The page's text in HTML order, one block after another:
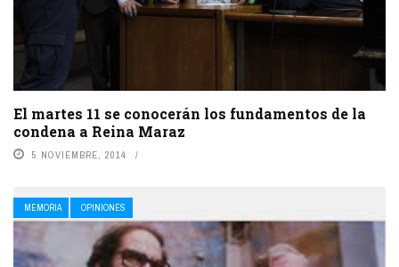
El martes 11 se conocerán los fundamentos de la
condena a Reina Maraz
5 NOVIEMBRE, 2014
MEMORIA OPINIONES